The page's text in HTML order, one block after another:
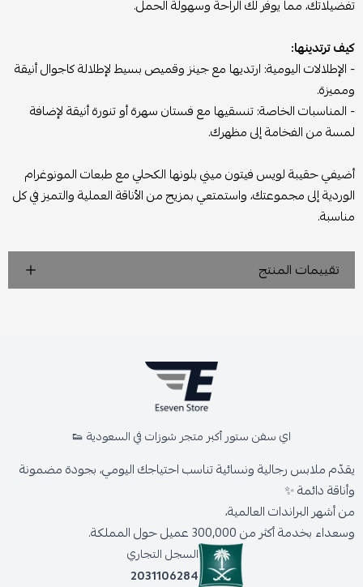
تفضيلاتك، مما يوفر لك الراحة وسهولة الحمل.
كيف ترتدينها:
- الإطلالات اليومية: ارتديها مع جينز وقميص بسيط لإطلالة كاجوال أنيقة
ومميزة.
- المناسبات الخاصة: تنسقيها مع فستان سهرة أو تنورة أنيقة لإضافة
لمسة من الفخامة إلى مظهرك.
أضيفي حقيبة لويس فيتون ميني بلونها الكحلي مع طبعات المونوغرام
الوردية إلى مجموعتك، واستمتعي بمزيج من الأناقة العملية والتميز في كل
مناسبة.
تقييمات المنتج
اي سفن ستور أكبر متجر شوزات في السعودية 👟
يقدّم ملابس رجالية ونسائية تناسب احتياجك اليومي، بجودة مضمونة
وأناقة دائمة ✨
من أشهر البراندات العالمية،
وسعداء بخدمة أكثر من 300,000 عميل حول المملكة.
السجل التجاري
2031106284